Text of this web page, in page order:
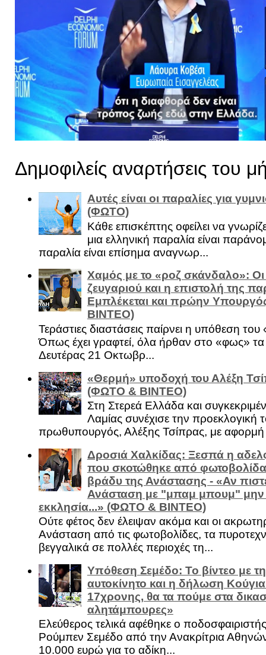
Δημοφιλείς αναρτήσεις του
Αυτές είναι οι παραλίες για
(ΦΩΤΟ)
Κάθε επισκέπτης οφείλει να
μια ελληνική παραλία είναι
παραλία είναι επίσημα αναγνωρ...
Χαμός με το «ροζ σκάνδαλο»: Οι
ζευγαριού και η επιστολή της
Εμπλέκεται και πρώην
ΒΙΝΤΕΟ)
Τεράστιες διαστάσεις παίρνει η υπόθεση
Όπως έχει γραφτεί, όλα ήρθαν στο «φως»
Δευτέρας 21 Οκτωβρ...
«Θερμή» υποδοχή του Αλέξη
(ΦΩΤΟ & ΒΙΝΤΕΟ)
Στη Στερεά Ελλάδα και
Λαμίας συνέχισε την προεκλογική
πρωθυπουργός, Αλέξης Τσίπρας, με αφορμή
Δροσιά Χαλκίδας: Ξεσπά η
που σκοτώθηκε από φωτοβολίδα
βράδυ της Ανάστασης - «Αν
Ανάσταση με "μπαμ μπουμ" μην
εκκλησία...» (ΦΩΤΟ & ΒΙΝΤΕΟ)
Ούτε φέτος δεν έλειψαν ακόμα και οι
Ανάσταση από τις φωτοβολίδες, τα
βεγγαλικά σε πολλές περιοχές τη...
Υπόθεση Σεμέδο: Το βίντεο με
αυτοκίνητο και η δήλωση
17χρονης, θα τα πούμε στα
αλητάμπουρες»
Ελεύθερος τελικά αφέθηκε ο
Ρούμπεν Σεμέδο από την Ανακρίτρια
10.000 ευρώ για το αδίκη...